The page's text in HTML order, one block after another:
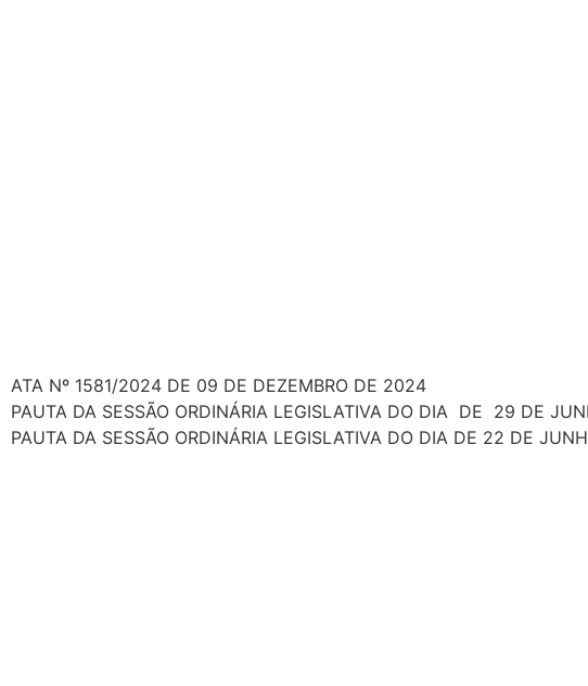
ATA Nº 1581/2024 DE 09 DE DEZEMBRO DE 2024
PAUTA DA SESSÃO ORDINÁRIA LEGISLATIVA DO DIA DE 29 DE
PAUTA DA SESSÃO ORDINÁRIA LEGISLATIVA DO DIA DE 22 DE